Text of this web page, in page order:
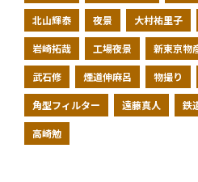
北山輝泰 夜景 大村祐里子
岩崎拓哉 工場夜景 新東京物
武石修 煙道伸麻呂 物撮り
角型フィルター 遠藤真人 鉄
高崎勉